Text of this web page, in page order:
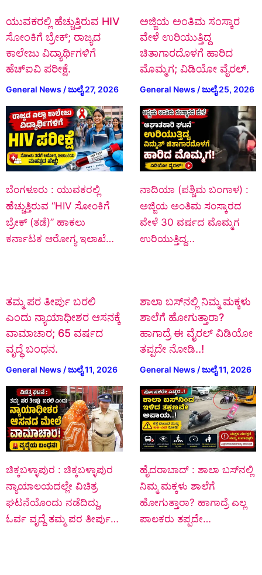
ಯುವಕರಲ್ಲಿ ಹೆಚ್ಚುತ್ತಿರುವ HIV
ಸೋಂಕಿಗೆ ಬ್ರೇಕ್; ರಾಜ್ಯದ
ಕಾಲೇಜು ವಿದ್ಯಾರ್ಥಿಗಳಿಗೆ
ಹೆಚ್‌ಐವಿ ಪರೀಕ್ಷೆ.
General News /ಜುಲೈ 27, 2026
ಬೆಂಗಳೂರು : ಯುವಕರಲ್ಲಿ
ಹೆಚ್ಚುತ್ತಿರುವ “HIV ಸೋಂಕಿಗೆ
ಬ್ರೇಕ್ (ತಡೆ)” ಹಾಕಲು
ಕರ್ನಾಟಕ ಆರೋಗ್ಯ ಇಲಾಖೆ…
ಅಜ್ಜಿಯ ಅಂತಿಮ ಸಂಸ್ಕಾರ
ವೇಳೆ ಉರಿಯುತ್ತಿದ್ದ
ಚಿತಾಗಾರದೊಳಗೆ ಹಾರಿದ
ಮೊಮ್ಮಗ; ವಿಡಿಯೋ ವೈರಲ್.
General News /ಜುಲೈ 25, 2026
ನಾದಿಯಾ (ಪಶ್ಚಿಮ ಬಂಗಾಳ) :
ಅಜ್ಜಿಯ ಅಂತಿಮ ಸಂಸ್ಕಾರದ
ವೇಳೆ 30 ವರ್ಷದ ಮೊಮ್ಮಗ
ಉರಿಯುತ್ತಿದ್ದ…
ತಮ್ಮ ಪರ ತೀರ್ಪು ಬರಲಿ
ಎಂದು ನ್ಯಾಯಾಧೀಶರ ಆಸನಕ್ಕೆ
ವಾಮಾಚಾರ; 65 ವರ್ಷದ
ವೃದ್ಧೆ ಬಂಧನ.
General News /ಜುಲೈ 11, 2026
ಚಿಕ್ಕಬಳ್ಳಾಪುರ : ಚಿಕ್ಕಬಳ್ಳಾಪುರ
ನ್ಯಾಯಾಲಯದಲ್ಲೇ ವಿಚಿತ್ರ
ಘಟನೆಯೊಂದು ನಡೆದಿದ್ದು,
ಓರ್ವ ವೃದ್ದೆ ತಮ್ಮ ಪರ ತೀರ್ಪು…
ಶಾಲಾ ಬಸ್‌ನಲ್ಲಿ ನಿಮ್ಮ ಮಕ್ಕಳು
ಶಾಲೆಗೆ ಹೋಗುತ್ತಾರಾ?
ಹಾಗಾದ್ರೆ ಈ ವೈರಲ್ ವಿಡಿಯೋ
ತಪ್ಪದೇ ನೋಡಿ..!
General News /ಜುಲೈ 11, 2026
ಹೈದರಾಬಾದ್ : ಶಾಲಾ ಬಸ್‌ನಲ್ಲಿ
ನಿಮ್ಮ ಮಕ್ಕಳು ಶಾಲೆಗೆ
ಹೋಗುತ್ತಾರಾ? ಹಾಗಾದ್ರೆ ಎಲ್ಲ
ಪಾಲಕರು ತಪ್ಪದೇ…